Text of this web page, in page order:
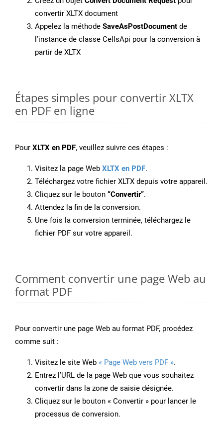
convertir XLTX document
Appelez la méthode SaveAsPostDocument de
l’instance de classe CellsApi pour la conversion à
partir de XLTX
Étapes simples pour convertir XLTX
en PDF en ligne
Pour XLTX en PDF, veuillez suivre ces étapes :
Visitez la page Web XLTX en PDF.
Téléchargez votre fichier XLTX depuis votre appareil.
Cliquez sur le bouton “Convertir”.
Attendez la fin de la conversion.
Une fois la conversion terminée, téléchargez le
fichier PDF sur votre appareil.
Comment convertir une page Web au
format PDF
Pour convertir une page Web au format PDF, procédez
comme suit :
Visitez le site Web « Page Web vers PDF ».
Entrez l’URL de la page Web que vous souhaitez
convertir dans la zone de saisie désignée.
Cliquez sur le bouton « Convertir » pour lancer le
processus de conversion.